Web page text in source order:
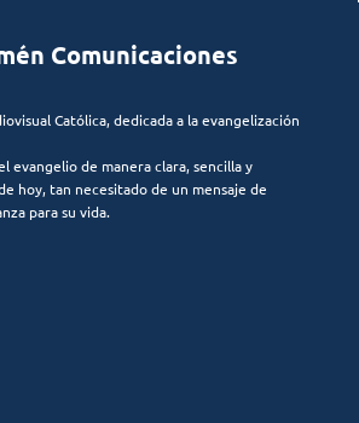
Comunicaciones
Católica, dedicada a la evangelización
evangelio de manera clara, sencilla y
hoy, tan necesitado de un mensaje de
para su vida.